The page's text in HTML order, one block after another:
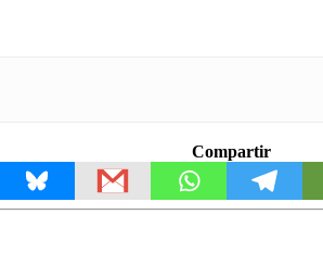
Compartir